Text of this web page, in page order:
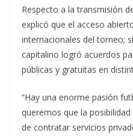
Respecto a la transmisión
explicó que el acceso
internacionales del torneo;
capitalino logró acuerdos
públicas y gratuitas en
“Hay una enorme pasión
queremos que la
de contratar servicios